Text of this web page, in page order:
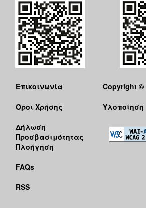
Επικοινωνία
Όροι Χρήσης
Δήλωση
Προσβασιμότητας
Πλοήγηση
FAQs
RSS
Copyright ©
Υλοποίηση